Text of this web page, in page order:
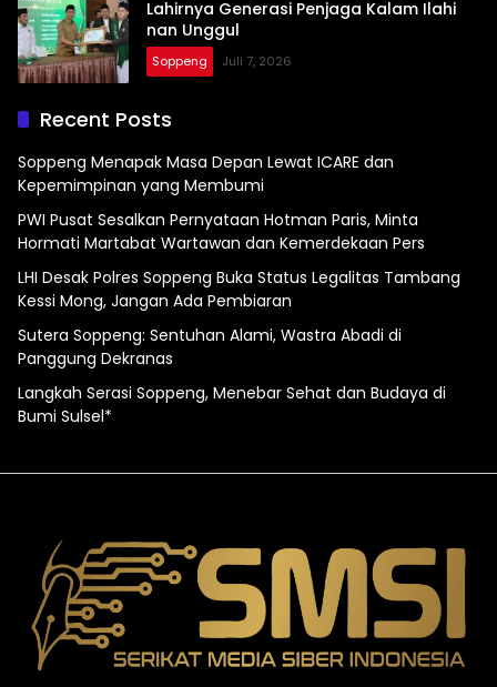
Lahirnya Generasi Penjaga Kalam Ilahi
nan Unggul
Soppeng Juli 7, 2026
Recent Posts
Soppeng Menapak Masa Depan Lewat ICARE dan
Kepemimpinan yang Membumi
PWI Pusat Sesalkan Pernyataan Hotman Paris, Minta
Hormati Martabat Wartawan dan Kemerdekaan Pers
LHI Desak Polres Soppeng Buka Status Legalitas Tambang
Kessi Mong, Jangan Ada Pembiaran
Sutera Soppeng: Sentuhan Alami, Wastra Abadi di
Panggung Dekranas
Langkah Serasi Soppeng, Menebar Sehat dan Budaya di
Bumi Sulsel*